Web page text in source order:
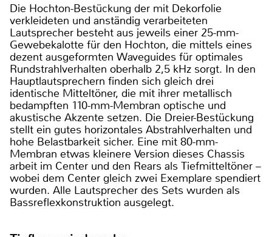
Die Hochton-Bestückung der mit Dekorfolie
verkleideten und anständig verarbeiteten
Lautsprecher besteht aus jeweils einer 25-mm-
Gewebekalotte für den Hochton, die mittels eines
dezent ausgeformten Waveguides für optimales
Rundstrahlverhalten oberhalb 2,5 kHz sorgt. In den
Hauptlautsprechern finden sich gleich drei
identische Mitteltöner, die mit ihrer metallisch
bedampften 110-mm-Membran optische und
akustische Akzente setzen. Die Dreier-Bestückung
stellt ein gutes horizontales Abstrahlverhalten und
hohe Belastbarkeit sicher. Eine mit 80-mm-
Membran etwas kleinere Version dieses Chassis
arbeit im Center und den Rears als Tiefmitteltöner –
wobei dem Center gleich zwei Exemplare spendiert
wurden. Alle Lautsprecher des Sets wurden als
Bassreflexkonstruktion ausgelegt.